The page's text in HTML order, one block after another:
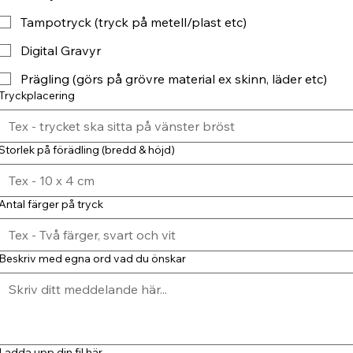
Tampotryck (tryck på metell/plast etc)
Digital Gravyr
Prägling (görs på grövre material ex skinn, läder etc)
på förädling (bredd & höjd)
färger på tryck
med egna ord vad du önskar